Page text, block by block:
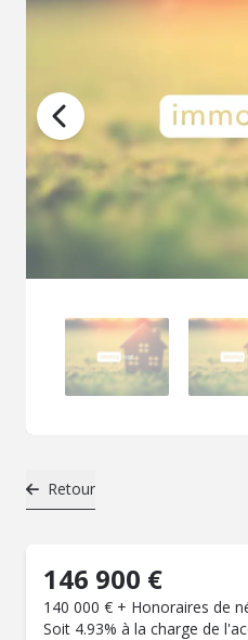
Retour
146 900 €
140 000 € + Honoraires de
Soit 4.93% à la charge de